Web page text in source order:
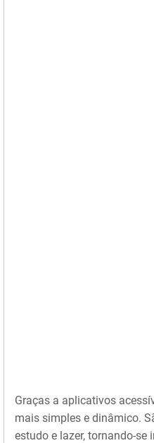
Graças a aplicativos
mais simples e dinâmico.
estudo e lazer, tornando-